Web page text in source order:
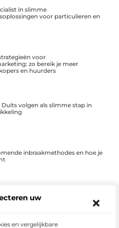
uw
en vergelijkbare
in slimme
voor particulieren en
voor
zo bereik je meer
en huurders
Duits volgen als slimme stap in
inbraakmethodes en hoe je
met Photoshop: wat je kunt
van een cursus beeldbewerking